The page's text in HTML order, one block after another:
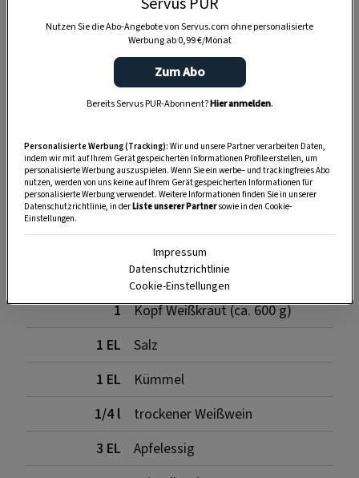
SPEICHERN DRUCKEN
Für den Weinkrautsalat
1
Kopf Weißkraut (ca. 600 g)
1 EL
Salz
1 EL
Kümmel
1/4 l
trockener Weißwein
3 EL
Apfelessig
Nutzen Sie die Abo-Angebote von Servus.com ohne personalisierte
Werbung ab 0,99 €/Monat
Zum Abo
Bereits Servus PUR-Abonnent?Hier anmelden.
Personalisierte Werbung (Tracking): Wir und unsere Partner verarbeiten Daten,
indem wir mit auf Ihrem Gerät gespeicherten Informationen Profile erstellen, um
personalisierte Werbung auszuspielen. Wenn Sie ein werbe– und trackingfreies Abo
nutzen, werden von uns keine auf Ihrem Gerät gespeicherten Informationen für
personalisierte Werbung verwendet. Weitere Informationen finden Sie in unserer
Datenschutzrichtlinie, in derListe unserer Partnersowie in den Cookie-
Einstellungen.
Impressum
Datenschutzrichtlinie
Cookie-Einstellungen